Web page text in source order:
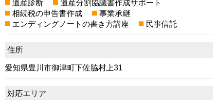
遺産診断
遺産分割協議書作成サポート
相続税の申告書作成
事業承継
エンディングノートの書き方講座
民事信託
住所
愛知県豊川市御津町下佐脇村上31
対応エリア